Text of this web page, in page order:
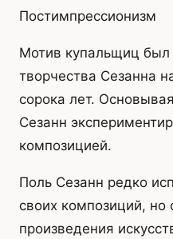
Постимпрессионизм
Мотив купальщиц
творчества Сезанна
сорока лет.
Сезанн
композицией.
Поль Сезанн редко
своих композиций, но
произведения